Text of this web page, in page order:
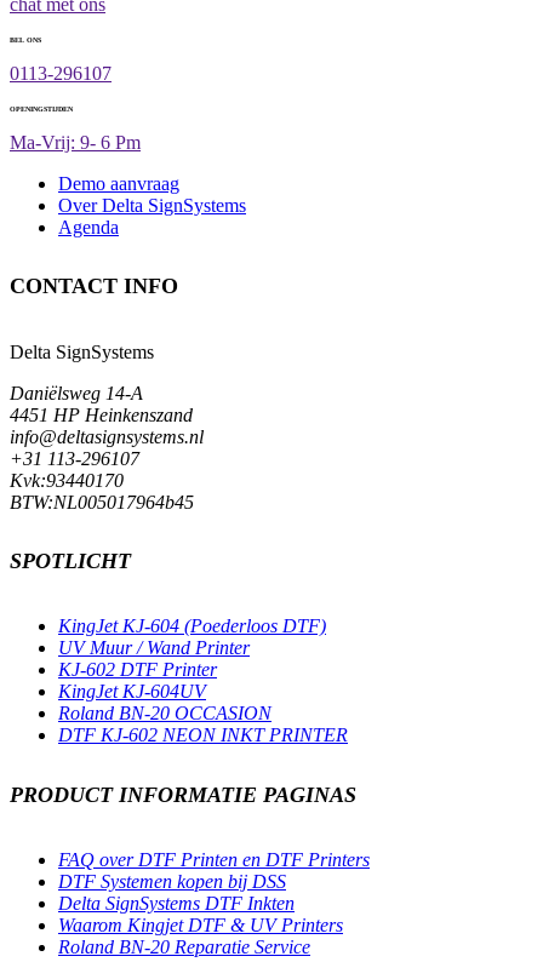
chat met ons
BEL ONS
0113-296107
OPENINGSTIJDEN
Ma-Vrij: 9- 6 Pm
Demo aanvraag
Over Delta SignSystems
Agenda
CONTACT INFO
Delta SignSystems
Daniëlsweg 14-A
4451 HP Heinkenszand
info@deltasignsystems.nl
+31 113-296107
Kvk:93440170
BTW:NL005017964b45
SPOTLICHT
KingJet KJ-604 (Poederloos DTF)
UV Muur / Wand Printer
KJ-602 DTF Printer
KingJet KJ-604UV
Roland BN-20 OCCASION
DTF KJ-602 NEON INKT PRINTER
PRODUCT INFORMATIE PAGINAS
FAQ over DTF Printen en DTF Printers
DTF Systemen kopen bij DSS
Delta SignSystems DTF Inkten
Waarom Kingjet DTF & UV Printers
Roland BN-20 Reparatie Service